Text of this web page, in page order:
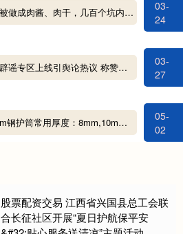
广州华鑫策略平台 活人被做成肉酱、肉干，几百个坑内掩埋着几千具尸骸，这是怎么了
03-
24
股票期货配资 涉企网络辟谣专区上线引舆论热议 称赞此举解企业燃眉之急塑公众信任基石
03-
27
一片红配资官网 2350mm钢护筒常用厚度：8mm,10mm,12mm,14mm,16mm,18mm,20mm,25mm,30mm钻孔桩钢护筒，云浮 珠海 潮洲 赣州 肇庆 广东 茂名 湛江钢护筒厂家
05-
02
股票配资交易 江西省兴国县总工会联
合长征社区开展“夏日护航保平安